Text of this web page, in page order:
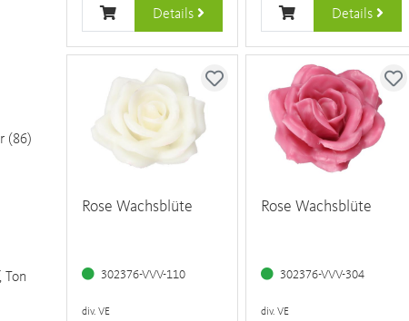
(86)
Ton
Details Details
Rose Wachsblüte
302376-VVV-110
div. VE
Rose Wachsblüte
302376-VVV-304
div. VE